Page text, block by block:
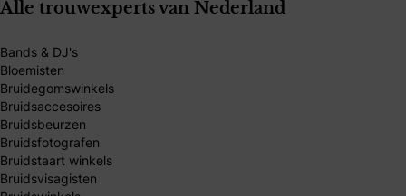
Alle trouwexperts van Nederland
Bands & DJ's
Bloemisten
Bruidegomswinkels
Bruidsaccesoires
Bruidsbeurzen
Bruidsfotografen
Bruidstaart winkels
Bruidsvisagisten